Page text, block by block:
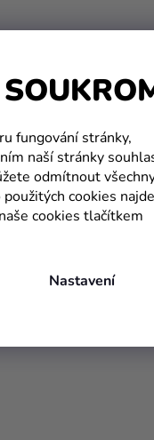
fungování stránky,
naší stránky
odmítnout
cookies
cookies tlačítkem
Nastavení